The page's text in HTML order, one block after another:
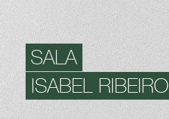
SALA
ISABEL RIBEIRO